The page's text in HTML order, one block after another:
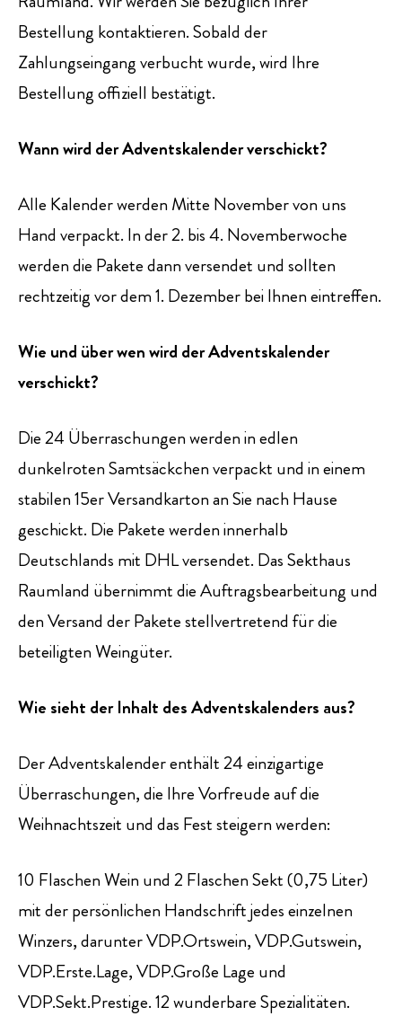
Bestellung kontaktieren. Sobald der
Zahlungseingang verbucht wurde, wird Ihre
Bestellung offiziell bestätigt.
Wann wird der Adventskalender verschickt?
Alle Kalender werden Mitte November von uns
Hand verpackt. In der 2. bis 4. Novemberwoche
werden die Pakete dann versendet und sollten
rechtzeitig vor dem 1. Dezember bei Ihnen eintreffen.
Wie und über wen wird der Adventskalender
verschickt?
Die 24 Überraschungen werden in edlen
dunkelroten Samtsäckchen verpackt und in einem
stabilen 15er Versandkarton an Sie nach Hause
geschickt. Die Pakete werden innerhalb
Deutschlands mit DHL versendet. Das Sekthaus
Raumland übernimmt die Auftragsbearbeitung und
den Versand der Pakete stellvertretend für die
beteiligten Weingüter.
Wie sieht der Inhalt des Adventskalenders aus?
Der Adventskalender enthält 24 einzigartige
Überraschungen, die Ihre Vorfreude auf die
Weihnachtszeit und das Fest steigern werden:
10 Flaschen Wein und 2 Flaschen Sekt (0,75 Liter)
mit der persönlichen Handschrift jedes einzelnen
Winzers, darunter VDP.Ortswein, VDP.Gutswein,
VDP.Erste.Lage, VDP.Große Lage und
VDP.Sekt.Prestige. 12 wunderbare Spezialitäten.